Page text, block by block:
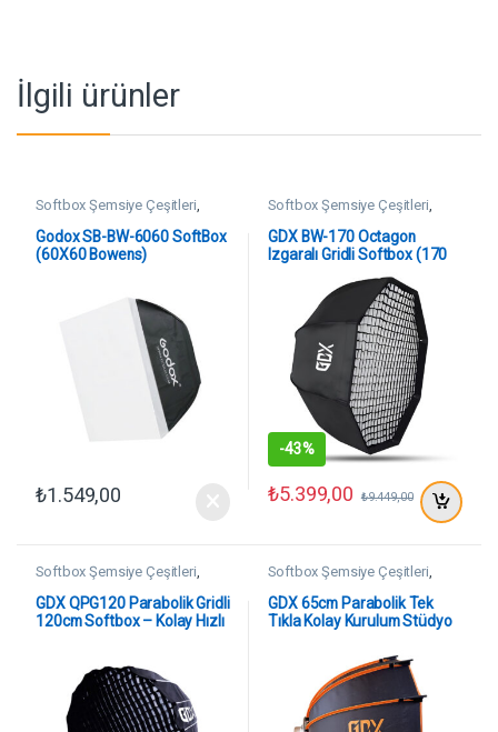
İlgili ürünler
Softbox Şemsiye Çeşitleri,
Godox SB-BW-6060 SoftBox
(60X60 Bowens)
₺1.549,00
Softbox Şemsiye Çeşitleri,
GDX BW-170 Octagon
Izgaralı Gridli Softbox (170
-43%
₺5.399,00 ₺9.449,00
Softbox Şemsiye Çeşitleri,
GDX QPG120 Parabolik Gridli
120cm Softbox – Kolay Hızlı
Softbox Şemsiye Çeşitleri,
GDX 65cm Parabolik Tek
Tıkla Kolay Kurulum Stüdyo